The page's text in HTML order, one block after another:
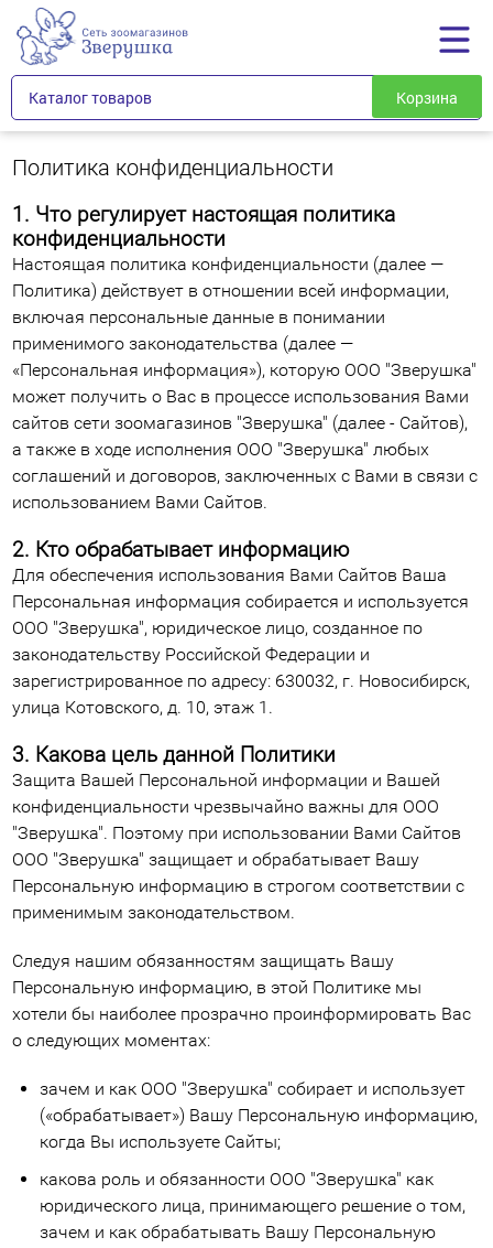
Каталог товаров Корзина
Политика конфиденциальности
1. Что регулирует настоящая политика
конфиденциальности
Настоящая политика конфиденциальности (далее —
Политика) действует в отношении всей информации,
включая персональные данные в понимании
применимого законодательства (далее —
«Персональная информация»), которую ООО "Зверушка"
может получить о Вас в процессе использования Вами
сайтов сети зоомагазинов "Зверушка" (далее - Сайтов),
а также в ходе исполнения ООО "Зверушка" любых
соглашений и договоров, заключенных с Вами в связи с
использованием Вами Сайтов.
2. Кто обрабатывает информацию
Для обеспечения использования Вами Сайтов Ваша
Персональная информация собирается и используется
ООО "Зверушка", юридическое лицо, созданное по
законодательству Российской Федерации и
зарегистрированное по адресу: 630032, г. Новосибирск,
улица Котовского, д. 10, этаж 1.
3. Какова цель данной Политики
Защита Вашей Персональной информации и Вашей
конфиденциальности чрезвычайно важны для ООО
"Зверушка". Поэтому при использовании Вами Сайтов
ООО "Зверушка" защищает и обрабатывает Вашу
Персональную информацию в строгом соответствии с
применимым законодательством.
Следуя нашим обязанностям защищать Вашу
Персональную информацию, в этой Политике мы
хотели бы наиболее прозрачно проинформировать Вас
о следующих моментах:
зачем и как ООО "Зверушка" собирает и использует
(«обрабатывает») Вашу Персональную информацию,
когда Вы используете Сайты;
какова роль и обязанности ООО "Зверушка" как
юридического лица, принимающего решение о том,
зачем и как обрабатывать Вашу Персональную